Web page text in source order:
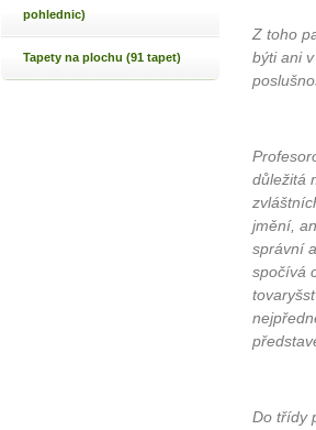
pohlednic)
Tapety na plochu (91 tapet)
Z toho
býti ani
důležitá
jmění,
správní
spočívá
Do třídy